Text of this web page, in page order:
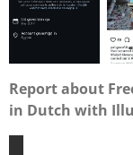
Report about
in Dutch with